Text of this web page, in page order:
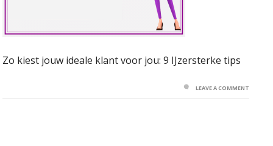
Zo kiest jouw ideale klant voor jou: 9 IJzersterke tips
LEAVE A COMMENT